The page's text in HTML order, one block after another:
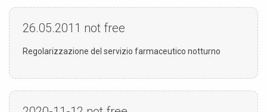
26.05.2011 not free
Regolarizzazione del servizio farmaceutico notturno